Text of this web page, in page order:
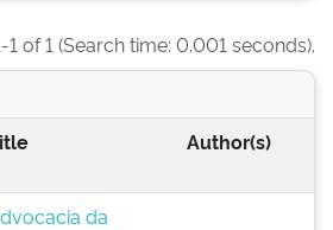
1 of 1 (Search time: 0.001 seconds).
Author(s)
da